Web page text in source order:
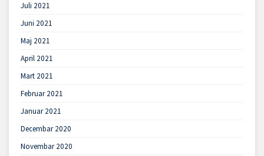
Juli 2021
Juni 2021
Maj 2021
April 2021
Mart 2021
Februar 2021
Januar 2021
Decembar 2020
Novembar 2020